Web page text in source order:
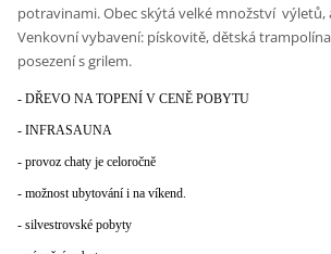
potravinami. Obec skýtá velké množství výletů,
Venkovní vybavení: pískovitě, dětská
posezení s grilem.
- DŘEVO NA TOPENÍ V CENĚ POBYTU
- INFRASAUNA
- provoz chaty je celoročně
- možnost ubytování i na víkend.
- silvestrovské pobyty